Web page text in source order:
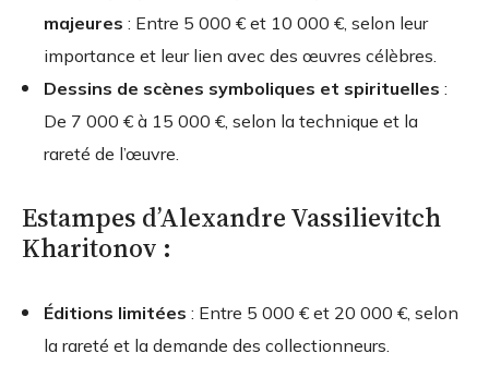
majeures : Entre 5 000 € et 10 000 €, selon leur
importance et leur lien avec des œuvres célèbres.
Dessins de scènes symboliques et spirituelles :
De 7 000 € à 15 000 €, selon la technique et la
rareté de l’œuvre.
Estampes d’Alexandre Vassilievitch
Kharitonov :
Éditions limitées : Entre 5 000 € et 20 000 €, selon
la rareté et la demande des collectionneurs.